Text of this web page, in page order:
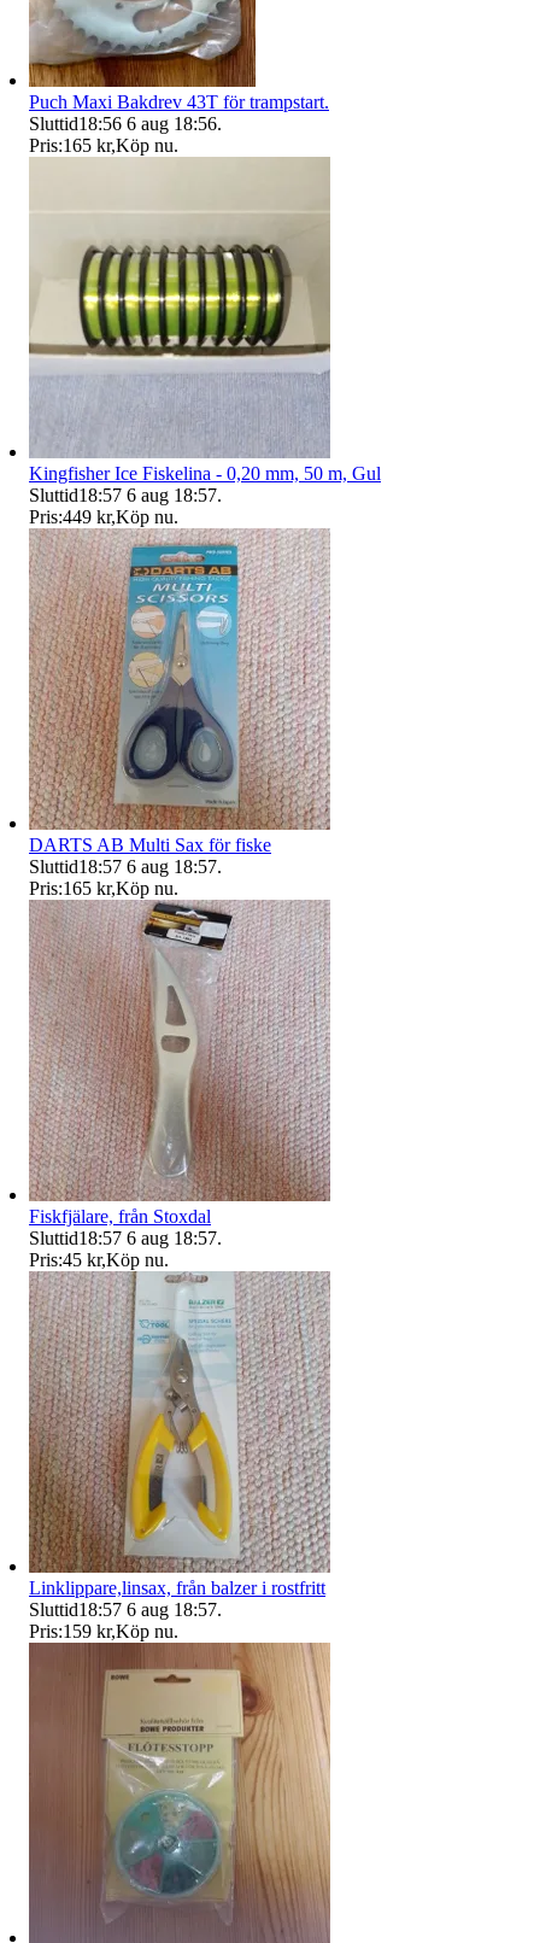
Puch Maxi Bakdrev 43T för trampstart.
Sluttid18:56 6 aug 18:56.
Pris:165 kr,Köp nu.
Kingfisher Ice Fiskelina - 0,20 mm, 50 m, Gul
Sluttid18:57 6 aug 18:57.
Pris:449 kr,Köp nu.
DARTS AB Multi Sax för fiske
Sluttid18:57 6 aug 18:57.
Pris:165 kr,Köp nu.
Fiskfjälare, från Stoxdal
Sluttid18:57 6 aug 18:57.
Pris:45 kr,Köp nu.
Linklippare,linsax, från balzer i rostfritt
Sluttid18:57 6 aug 18:57.
Pris:159 kr,Köp nu.